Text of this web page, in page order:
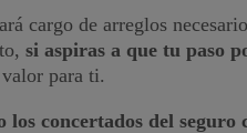
cargo de arreglos
si aspiras a que tu paso
para ti.
concertados del seguro